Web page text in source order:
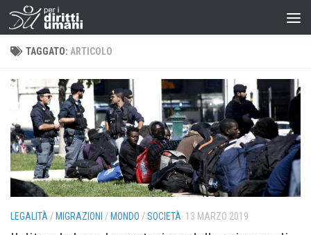
TAGGATO: ARTICOLO
LEGALITÀ/ MIGRAZIONI / MONDO /SOCIETÀ 13 MARZO 2019